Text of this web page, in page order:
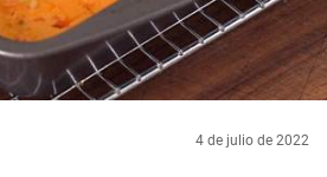
4 de julio de 2022